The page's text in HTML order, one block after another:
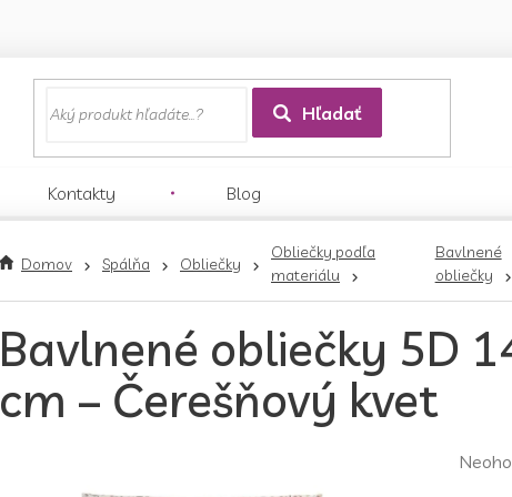
Hľadať
Kontakty Blog
Domov Spálňa Obliečky
Obliečky podľa
materiálu
Bavlnené
obliečky
Bavlnené obliečky 5D
cm – Čerešňový kvet